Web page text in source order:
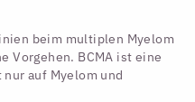
beim multiplen Myelom
Vorgehen. BCMA ist eine
auf Myelom und